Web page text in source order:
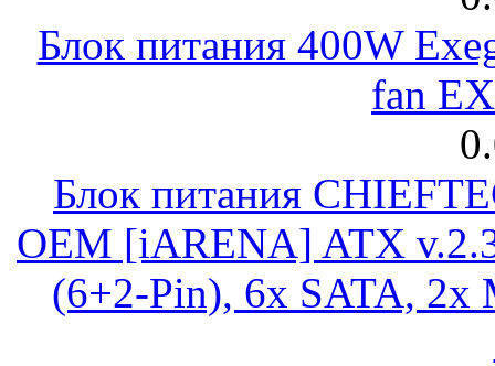
Блок питания 400W
fan
Блок питания
OEM [iARENA] ATX
(6+2-Pin), 6x SATA, 2x